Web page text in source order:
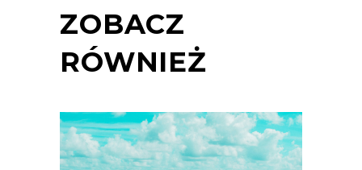
ZOBACZ
RÓWNIEŻ